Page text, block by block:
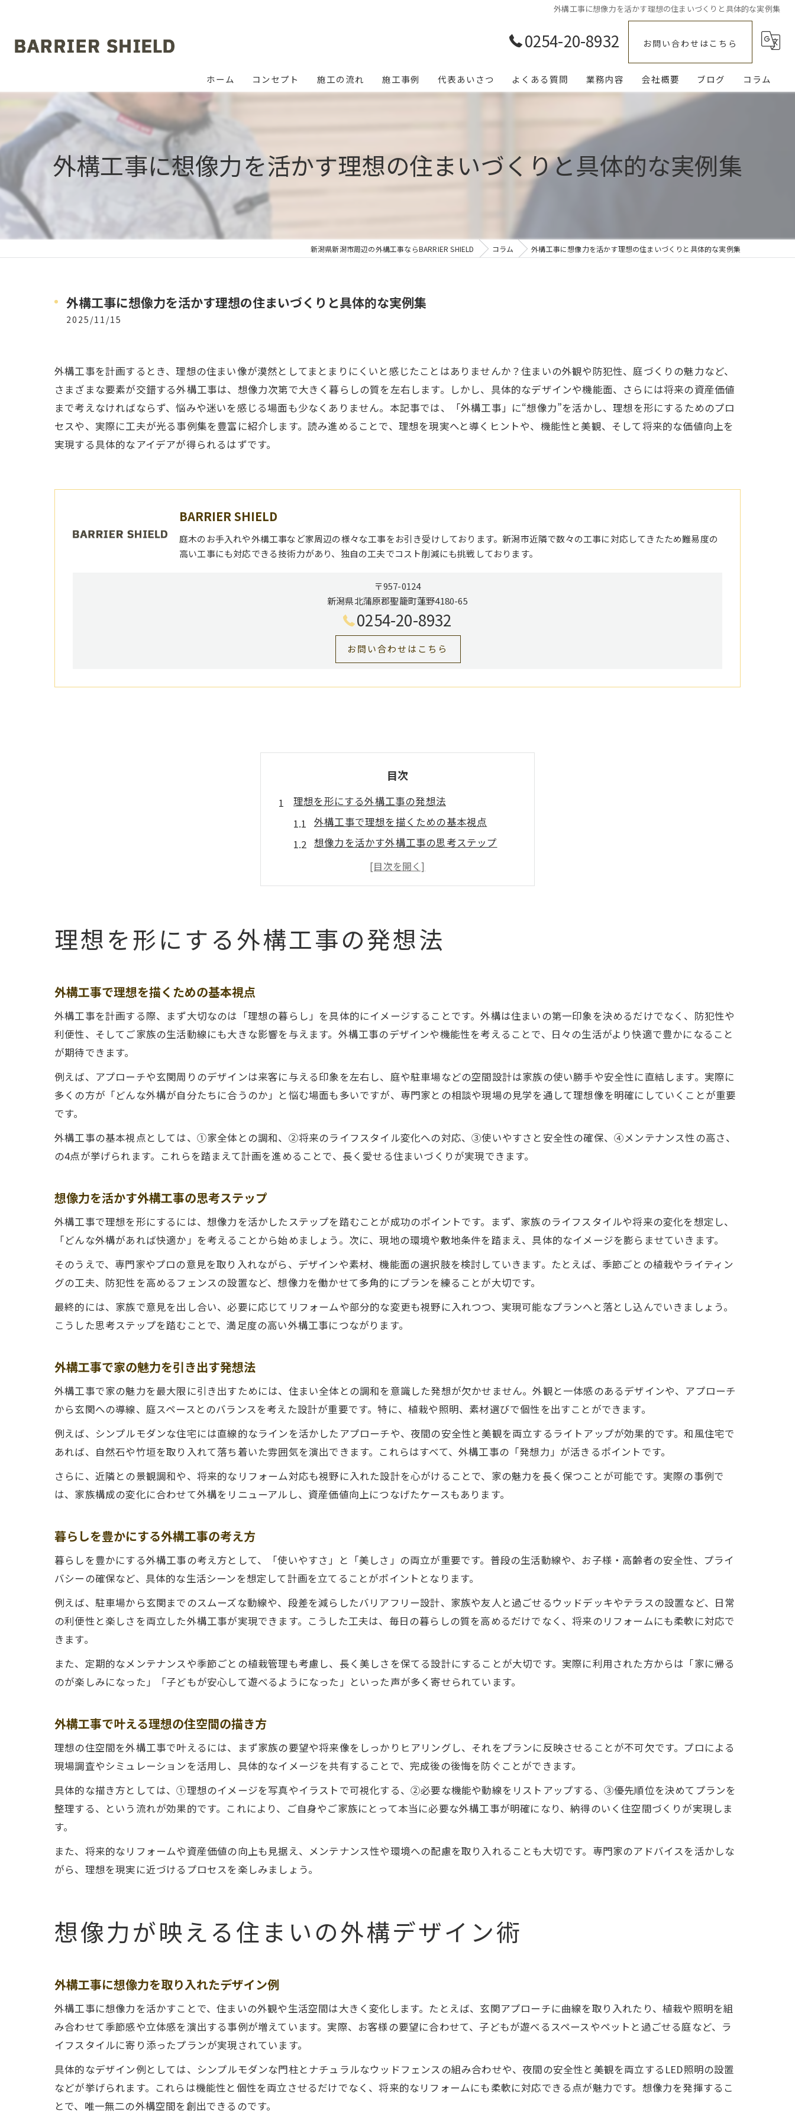
外構工事に想像力を活かす理想の住まいづくりと具体的な実例集
0254-20-8932 お問い合わせはこちら
ホーム コンセプト 施工の流れ 施工事例 代表あいさつ よくある質問 業務内容
エクステリア
駐車場
会社概要 ブログ コラム
外構工事に想像力を活かす理想の住まいづくりと具体的な実例集
新潟県新潟市周辺の外構工事ならBARRIER SHIELD コラム 外構工事に想像力を活かす理想の住まいづくりと具体的な実例集
外構工事に想像力を活かす理想の住まいづくりと具体的な実例集
2025/11/15
外構工事を計画するとき、理想の住まい像が漠然としてまとまりにくいと感じたことはありませんか？住まいの外観や防犯性、庭づくりの魅力など、
さまざまな要素が交錯する外構工事は、想像力次第で大きく暮らしの質を左右します。しかし、具体的なデザインや機能面、さらには将来の資産価値
まで考えなければならず、悩みや迷いを感じる場面も少なくありません。本記事では、「外構工事」に“想像力”を活かし、理想を形にするためのプロ
セスや、実際に工夫が光る事例集を豊富に紹介します。読み進めることで、理想を現実へと導くヒントや、機能性と美観、そして将来的な価値向上を
実現する具体的なアイデアが得られるはずです。
BARRIER SHIELD
庭木のお手入れや外構工事など家周辺の様々な工事をお引き受けしております。新潟市近隣で数々の工事に対応してきたため難易度の
高い工事にも対応できる技術力があり、独自の工夫でコスト削減にも挑戦しております。
〒957-0124
新潟県北蒲原郡聖籠町蓮野4180-65
0254-20-8932
お問い合わせはこちら
目次
理想を形にする外構工事の発想法
外構工事で理想を描くための基本視点
想像力を活かす外構工事の思考ステップ
外構工事で家の魅力を引き出す発想法
暮らしを豊かにする外構工事の考え方
想像力が映える住まいの外構デザイン術
外構工事に想像力を取り入れたデザイン例
想像力と実用性を兼ね備えた外構工事法
外構工事のデザイン力を高める発想術
外構工事の幅を広げる想像力の磨き方
限られた予算で外構工事を楽しむ発想
想像力で実現する多様な外構工事の魅力
外構工事のアイデアを広げる実践ポイント
想像力が叶える外構工事の暮らし提案
外構工事がもたらす家族との時間の充実
外構工事で叶える安全と安心の住まい
暮らしを変える外構工事のポイント紹介
外構工事の実例に学ぶ発想力の活用法
外構工事の成功事例で知るポイント
外構工事の発想力を高める秘訣とは
外構工事で差がつく創造的な工夫点
理想を形にする外構工事の発想法
外構工事で理想を描くための基本視点
外構工事を計画する際、まず大切なのは「理想の暮らし」を具体的にイメージすることです。外構は住まいの第一印象を決めるだけでなく、防犯性や
利便性、そしてご家族の生活動線にも大きな影響を与えます。外構工事のデザインや機能性を考えることで、日々の生活がより快適で豊かになること
が期待できます。
例えば、アプローチや玄関周りのデザインは来客に与える印象を左右し、庭や駐車場などの空間設計は家族の使い勝手や安全性に直結します。実際に
多くの方が「どんな外構が自分たちに合うのか」と悩む場面も多いですが、専門家との相談や現場の見学を通して理想像を明確にしていくことが重要
です。
外構工事の基本視点としては、①家全体との調和、②将来のライフスタイル変化への対応、③使いやすさと安全性の確保、④メンテナンス性の高さ、
の4点が挙げられます。これらを踏まえて計画を進めることで、長く愛せる住まいづくりが実現できます。
想像力を活かす外構工事の思考ステップ
外構工事で理想を形にするには、想像力を活かしたステップを踏むことが成功のポイントです。まず、家族のライフスタイルや将来の変化を想定し、
「どんな外構があれば快適か」を考えることから始めましょう。次に、現地の環境や敷地条件を踏まえ、具体的なイメージを膨らませていきます。
そのうえで、専門家やプロの意見を取り入れながら、デザインや素材、機能面の選択肢を検討していきます。たとえば、季節ごとの植栽やライティン
グの工夫、防犯性を高めるフェンスの設置など、想像力を働かせて多角的にプランを練ることが大切です。
最終的には、家族で意見を出し合い、必要に応じてリフォームや部分的な変更も視野に入れつつ、実現可能なプランへと落とし込んでいきましょう。
こうした思考ステップを踏むことで、満足度の高い外構工事につながります。
外構工事で家の魅力を引き出す発想法
外構工事で家の魅力を最大限に引き出すためには、住まい全体との調和を意識した発想が欠かせません。外観と一体感のあるデザインや、アプローチ
から玄関への導線、庭スペースとのバランスを考えた設計が重要です。特に、植栽や照明、素材選びで個性を出すことができます。
例えば、シンプルモダンな住宅には直線的なラインを活かしたアプローチや、夜間の安全性と美観を両立するライトアップが効果的です。和風住宅で
あれば、自然石や竹垣を取り入れて落ち着いた雰囲気を演出できます。これらはすべて、外構工事の「発想力」が活きるポイントです。
さらに、近隣との景観調和や、将来的なリフォーム対応も視野に入れた設計を心がけることで、家の魅力を長く保つことが可能です。実際の事例で
は、家族構成の変化に合わせて外構をリニューアルし、資産価値向上につなげたケースもあります。
暮らしを豊かにする外構工事の考え方
暮らしを豊かにする外構工事の考え方として、「使いやすさ」と「美しさ」の両立が重要です。普段の生活動線や、お子様・高齢者の安全性、プライ
バシーの確保など、具体的な生活シーンを想定して計画を立てることがポイントとなります。
例えば、駐車場から玄関までのスムーズな動線や、段差を減らしたバリアフリー設計、家族や友人と過ごせるウッドデッキやテラスの設置など、日常
の利便性と楽しさを両立した外構工事が実現できます。こうした工夫は、毎日の暮らしの質を高めるだけでなく、将来のリフォームにも柔軟に対応で
きます。
また、定期的なメンテナンスや季節ごとの植栽管理も考慮し、長く美しさを保てる設計にすることが大切です。実際に利用された方からは「家に帰る
のが楽しみになった」「子どもが安心して遊べるようになった」といった声が多く寄せられています。
外構工事で叶える理想の住空間の描き方
理想の住空間を外構工事で叶えるには、まず家族の要望や将来像をしっかりヒアリングし、それをプランに反映させることが不可欠です。プロによる
現場調査やシミュレーションを活用し、具体的なイメージを共有することで、完成後の後悔を防ぐことができます。
具体的な描き方としては、①理想のイメージを写真やイラストで可視化する、②必要な機能や動線をリストアップする、③優先順位を決めてプランを
整理する、という流れが効果的です。これにより、ご自身やご家族にとって本当に必要な外構工事が明確になり、納得のいく住空間づくりが実現しま
す。
また、将来的なリフォームや資産価値の向上も見据え、メンテナンス性や環境への配慮を取り入れることも大切です。専門家のアドバイスを活かしな
がら、理想を現実に近づけるプロセスを楽しみましょう。
想像力が映える住まいの外構デザイン術
外構工事に想像力を取り入れたデザイン例
外構工事に想像力を活かすことで、住まいの外観や生活空間は大きく変化します。たとえば、玄関アプローチに曲線を取り入れたり、植栽や照明を組
み合わせて季節感や立体感を演出する事例が増えています。実際、お客様の要望に合わせて、子どもが遊べるスペースやペットと過ごせる庭など、ラ
イフスタイルに寄り添ったプランが実現されています。
具体的なデザイン例としては、シンプルモダンな門柱とナチュラルなウッドフェンスの組み合わせや、夜間の安全性と美観を両立するLED照明の設置
などが挙げられます。これらは機能性と個性を両立させるだけでなく、将来的なリフォームにも柔軟に対応できる点が魅力です。想像力を発揮するこ
とで、唯一無二の外構空間を創出できるのです。